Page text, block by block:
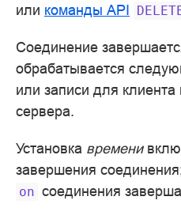
или команды API
Соединение
обрабатывается
или записи для клиента
сервера.
Установка времени
завершения
on соединения